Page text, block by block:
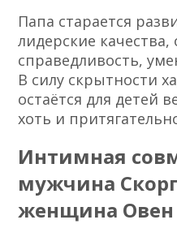
Папа старается
лидерские качества,
справедливость,
В силу скрытности
остаётся для детей
хоть и
Интимная
мужчина
женщина Овен